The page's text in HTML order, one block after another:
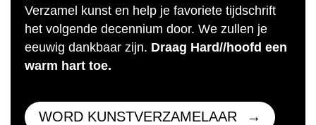
Verzamel kunst en help je favoriete tijdschrift
het volgende decennium door. We zullen je
eeuwig dankbaar zijn. Draag Hard//hoofd een
warm hart toe.
WORD KUNSTVERZAMELAAR